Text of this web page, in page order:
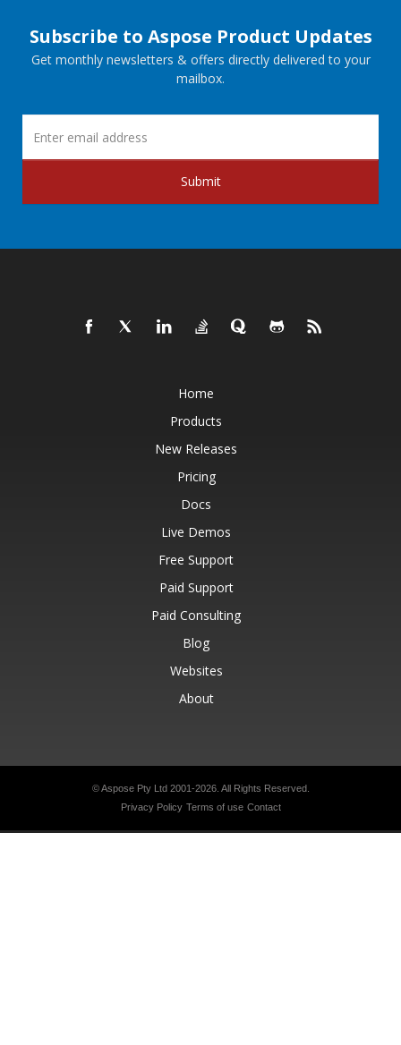
Subscribe to Aspose Product Updates
Get monthly newsletters & offers directly delivered to your
mailbox.
Submit
Home
Products
New Releases
Pricing
Docs
Live Demos
Free Support
Paid Support
Paid Consulting
Blog
Websites
About
© Aspose Pty Ltd 2001-2026. All Rights Reserved.
Privacy Policy Terms of use Contact